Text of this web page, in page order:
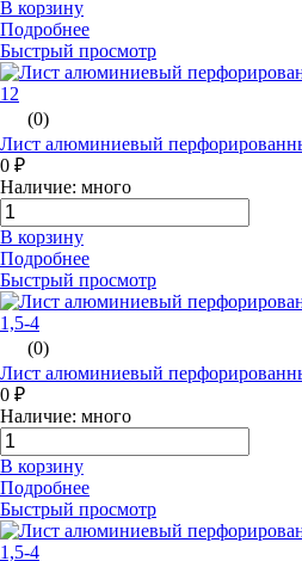
В корзину
Подробнее
Быстрый просмотр
(0)
Лист алюминиевый
0 ₽
Наличие: много
В корзину
Подробнее
Быстрый просмотр
(0)
Лист алюминиевый
0 ₽
Наличие: много
В корзину
Подробнее
Быстрый просмотр